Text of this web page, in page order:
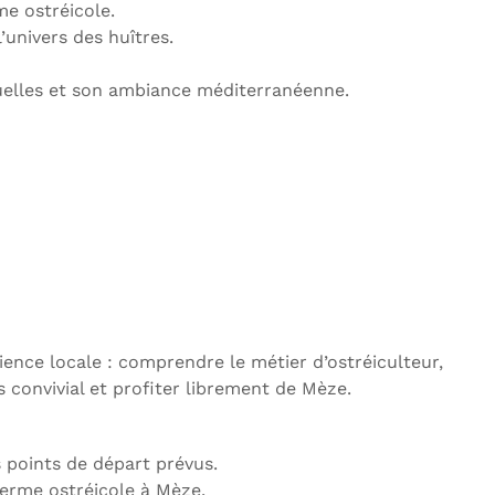
ostréicole.
des huîtres.
et son ambiance méditerranéenne.
locale : comprendre le métier d’ostréiculteur,
convivial et profiter librement de Mèze.
de départ prévus.
ostréicole à Mèze.